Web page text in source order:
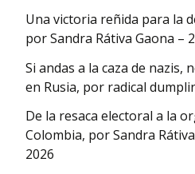
Una victoria reñida para la
por Sandra Rátiva Gaona –
Si andas a la caza de nazis,
en Rusia, por radical
De la resaca electoral a la
Colombia, por Sandra
2026